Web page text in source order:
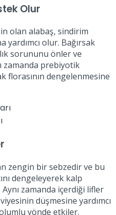
Olur
olan alabaş, sindirim
yardımcı olur. Bağırsak
sorununu önler ve
zamanda prebiyotik
florasının dengelenmesine
zengin bir sebzedir ve bu
dengeleyerek kalp
zamanda içerdiği lifler
düşmesine yardımcı
yönde etkiler.